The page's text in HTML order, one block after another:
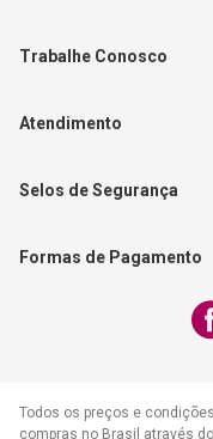
Política de Vendas
Catálogos de Produtos
Editorial Patmos
FAECAD
Trabalhe Conosco
Nossas Lojas
Atendimento
17:30h
WhatsApp:
Selos de Segurança
Formas de Pagamento
Todos os preços e
compras no Brasil através